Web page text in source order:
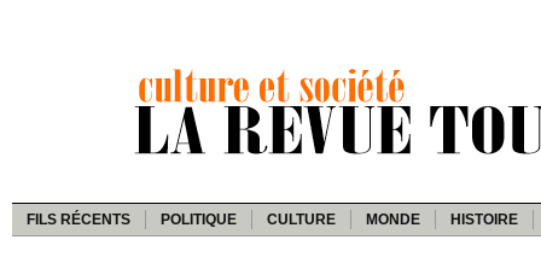
FILS RÉCENTS POLITIQUE CULTURE MONDE HISTOIRE